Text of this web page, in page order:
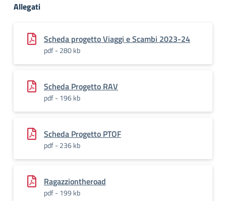
Allegati
Scheda progetto Viaggi e Scambi 2023-24
pdf - 280 kb
Scheda Progetto RAV
pdf - 196 kb
Scheda Progetto PTOF
pdf - 236 kb
Ragazziontheroad
pdf - 199 kb